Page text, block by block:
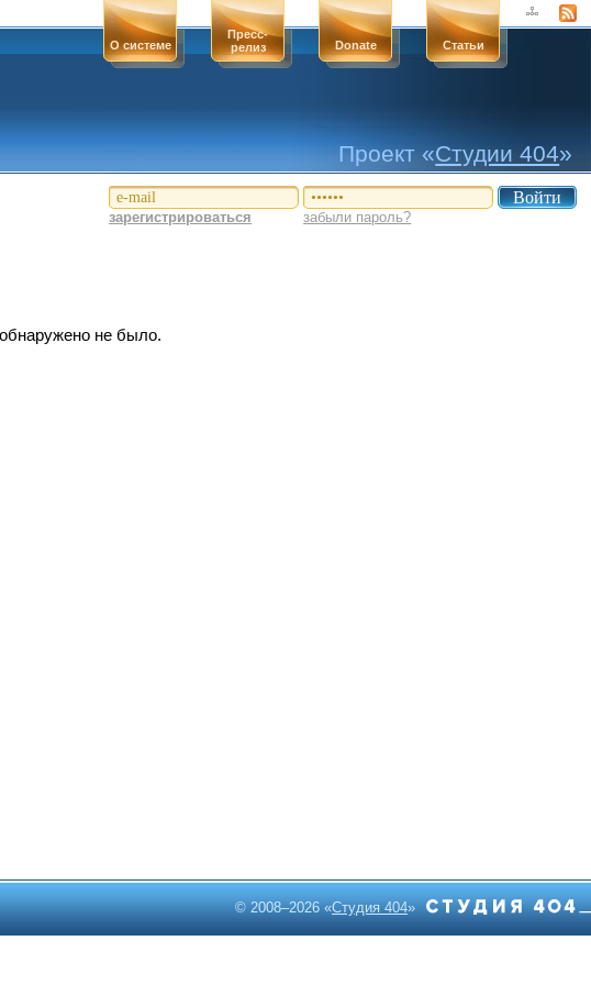
Статьи
Donate
Пресс-
релиз
О системе
Проект «Студии 404»
зарегистрироваться забыли пароль?
не было.
© 2008–2026 «Студия 404»